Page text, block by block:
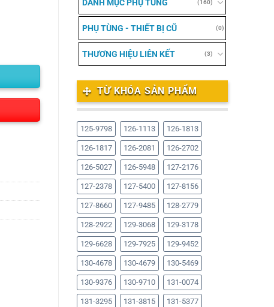
DANH MỤC PHỤ TÙNG (160)
PHỤ TÙNG - THIẾT BỊ CŨ (0)
THƯƠNG HIỆU LIÊN KẾT (3)
TỪ KHÓA SẢN PHẨM
125-9798 126-1113 126-1813
126-1817 126-2081 126-2702
126-5027 126-5948 127-2176
127-2378 127-5400 127-8156
127-8660 127-9485 128-2779
128-2922 129-3068 129-3178
129-6628 129-7925 129-9452
130-4678 130-4679 130-5469
130-9376 130-9710 131-0074
131-3295 131-3815 131-5377